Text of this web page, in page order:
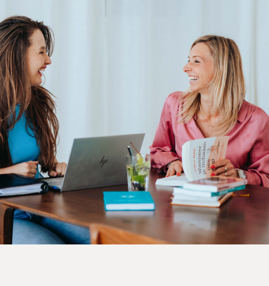
Over Ons
Aanvraag dienstverlening
Contact